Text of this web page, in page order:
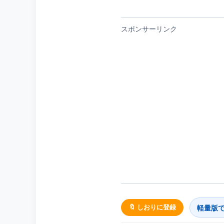
スポンサーリンク
🔖 しおりに登録 軽量版